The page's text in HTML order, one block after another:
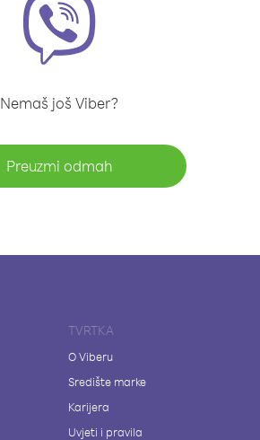
Nemaš još Viber?
Preuzmi odmah
TVRTKA
O Viberu
Središte marke
Karijera
Uvjeti i pravila